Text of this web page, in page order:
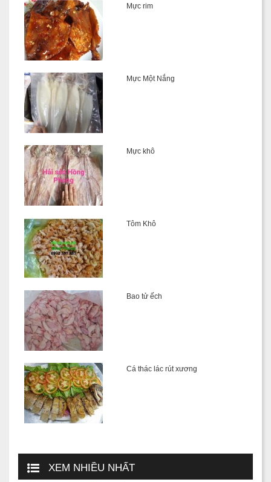
Mực rim
Mực Một Nắng
Mực khô
Tôm Khô
Bao tử ếch
Cá thác lác rút xương
XEM NHIỀU NHẤT